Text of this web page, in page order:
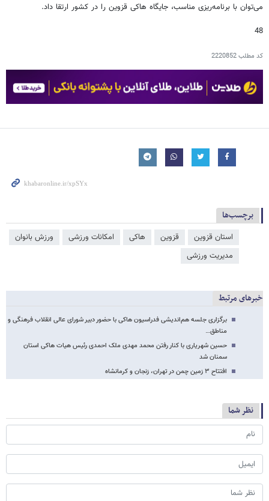
می‌توان با برنامه‌ریزی مناسب، جایگاه هاکی قزوین را در کشور ارتقا داد.
48
کد مطلب2220852
برچسب‌ها
استان قزوین قزوین هاکی امکانات ورزشی
ورزش بانوان
مدیریت ورزشی
خبرهای مرتبط
برگزاری جلسه هم‌اندیشی فدراسیون هاکی با حضور دبیر شورای عالی انقلاب فرهنگی و
مناطق…
حسین شهریاری با کنار رفتن محمد مهدی ملک احمدی رئیس هیات هاکی استان
سمنان شد
افتتاح ۳ زمین چمن در تهران، زنجان و کرمانشاه
نظر شما